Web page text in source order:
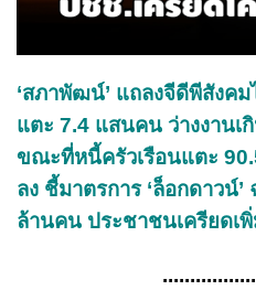
‘สภาพัฒน์’ แถลงจีดีพีสังค
แตะ 7.4 แสนคน ว่างงาน
ขณะที่หนี้ครัวเรือนแตะ
ลง ชี้มาตรการ ‘ล็อกดาวน์
ล้านคน ประชาชนเครียดเ